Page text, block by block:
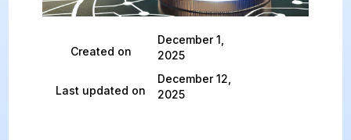
Created on
December 1,
2025
Last updated on
December 12,
2025